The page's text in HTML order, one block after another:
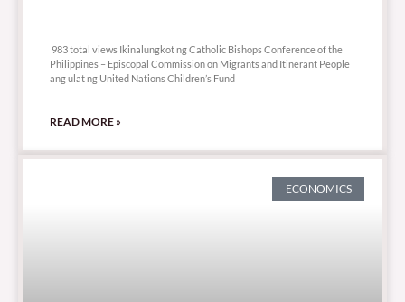
983 total views Ikinalungkot ng Catholic Bishops Conference of the
Philippines – Episcopal Commission on Migrants and Itinerant People
ang ulat ng United Nations Children’s Fund
READ MORE »
ECONOMICS